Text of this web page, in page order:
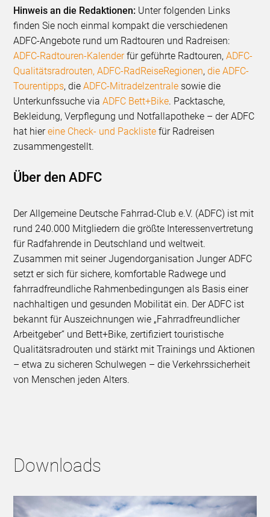
Hinweis an die Redaktionen: Unter folgenden Links
finden Sie noch einmal kompakt die verschiedenen
ADFC-Angebote rund um Radtouren und Radreisen:
ADFC-Radtouren-Kalenderfür geführte Radtouren,ADFC-
Qualitätsradrouten, ADFC-RadReiseRegionen,die ADFC-
Tourentipps, dieADFC-Mitradelzentrale sowie die
Unterkunfssuche viaADFC Bett+Bike. Packtasche,
Bekleidung, Verpflegung und Notfallapotheke – der ADFC
hat hiereine Check- und Packliste für Radreisen
zusammengestellt.
Über den ADFC
Der Allgemeine Deutsche Fahrrad-Club e.V. (ADFC) ist mit
rund 240.000 Mitgliedern die größte Interessenvertretung
für Radfahrende in Deutschland und weltweit.
Zusammen mit seiner Jugendorganisation Junger ADFC
setzt er sich für sichere, komfortable Radwege und
fahrradfreundliche Rahmenbedingungen als Basis einer
nachhaltigen und gesunden Mobilität ein. Der ADFC ist
bekannt für Auszeichnungen wie „Fahrradfreundlicher
Arbeitgeber“ und Bett+Bike, zertifiziert touristische
Qualitätsradrouten und stärkt mit Trainings und Aktionen
– etwa zu sicheren Schulwegen – die Verkehrssicherheit
von Menschen jeden Alters.
Downloads